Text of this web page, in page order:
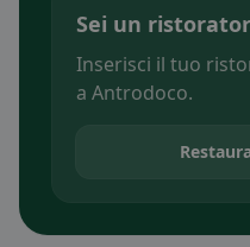
Sei un
Inserisci il tuo
a Antrodoco.